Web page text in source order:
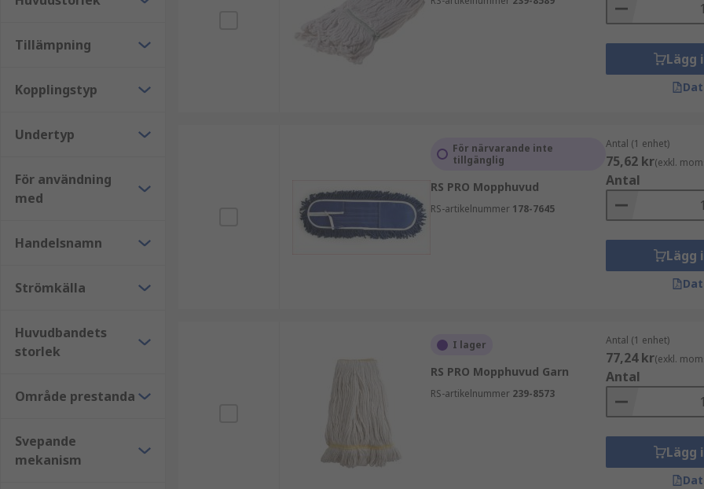
Tillämpning
Kopplingstyp
Undertyp
För användning
med
Handelsnamn
Strömkälla
Huvudbandets
storlek
Område prestanda
Svepande
mekanism
Lägg
För närvarande inte
tillgänglig
RS PRO Mopphuvud
RS-artikelnummer 178-7645
Antal (1 enhet)
75,62 kr(exkl.
Antal
Lägg
I lager
RS PRO Mopphuvud Garn
RS-artikelnummer 239-8573
Antal (1 enhet)
77,24 kr(exkl.
Antal
Lägg